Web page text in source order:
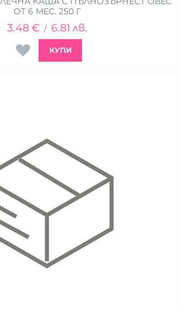
ОТ 6 МЕС. 250 Г
3.48 € / 6.81 лв.
КУПИ